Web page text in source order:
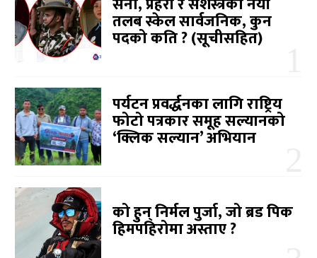
तलब स्केल सार्वजनिक, कुन
पदको कति ? (सूचीसहित)
पर्यटन प्रवर्द्धनका लागि राष्ट्रिय
फोटो पत्रकार समूह सल्यानको
‘क्लिक सल्यान’ अभियान
को हुन् निर्मल पुर्जा, जो ब्रड पिक
हिमपहिरोमा अस्ताए ?